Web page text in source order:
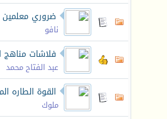
ضروري معلمين
نافو
فلاشات مناهج
عبد الفتاح محمد
القوة الطاره
ملوك